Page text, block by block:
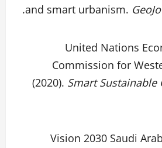
and smart urbanism.
United Nations
Commission for
(2020). Smart Sustainable
Vision 2030 Saudi